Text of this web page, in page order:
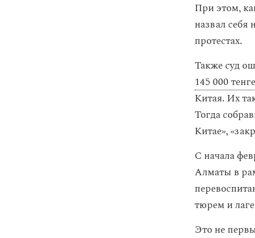
При этом,
назвал
протестах.
Также суд
145 000 тенге
Китая. Их
Тогда
Китае»,
С начала
Алматы в
тюрем и
Это не